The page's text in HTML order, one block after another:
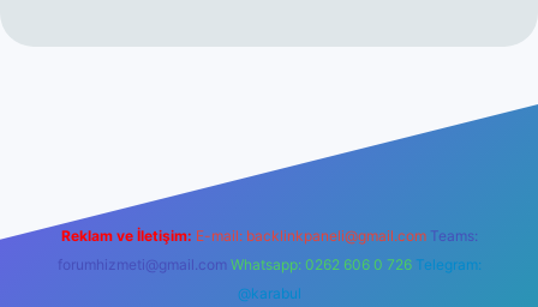
Reklam ve İletişim: E-mail: backlinkpaneli@gmail.com Teams:
forumhizmeti@gmail.com Whatsapp: 0262 606 0 726 Telegram:
@karabul